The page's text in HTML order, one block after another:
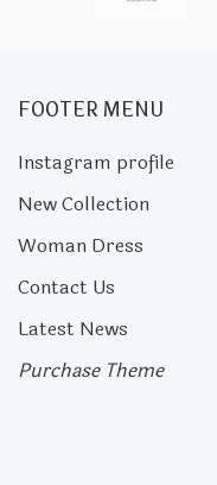
FOOTER MENU
Instagram profile
New Collection
Woman Dress
Contact Us
Latest News
Purchase Theme